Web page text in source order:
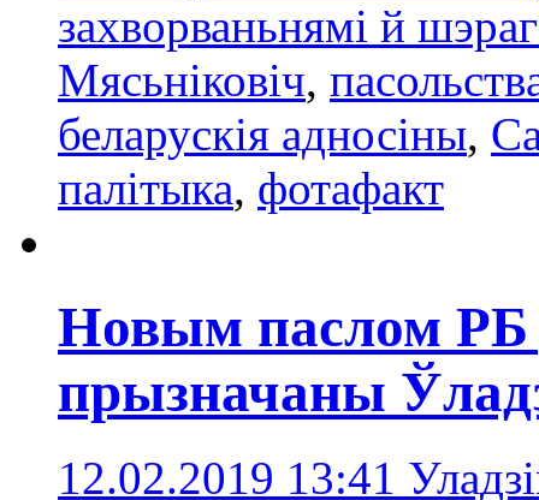
захворваньнямі й
Мясьніковіч,
беларускія адносіны,
палітыка, фотафакт
Новым паслом
прызначаны
12.02.2019 13:41